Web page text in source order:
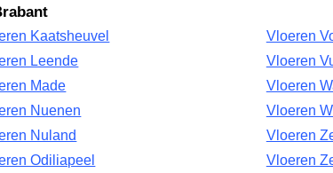
Kaatsheuvel
Leende
Made
Nuenen
Nuland
Odiliapeel
Vloeren
Vloeren
Vloeren
Vloeren
Vloeren
Vloeren